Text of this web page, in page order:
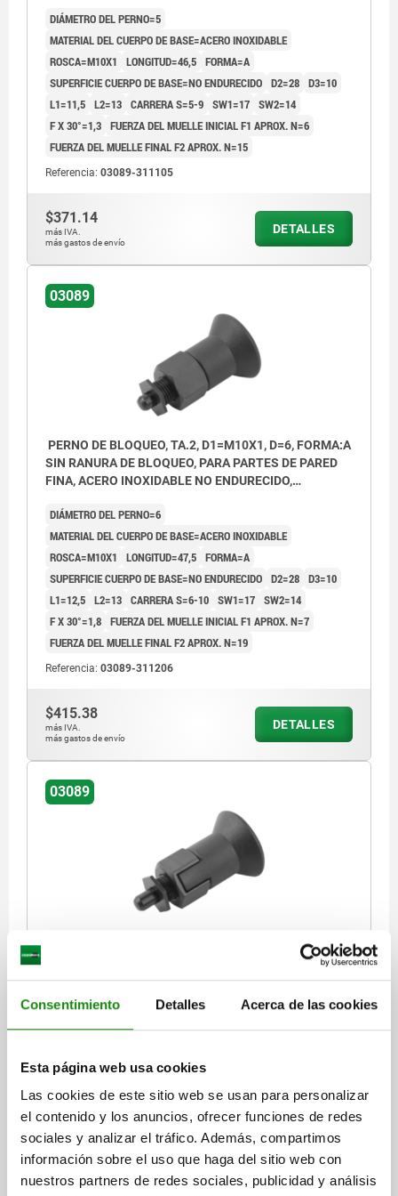
Consentimiento Detalles Acerca de las cookies
Esta página web usa cookies
Las cookies de este sitio web se usan para personalizar
el contenido y los anuncios, ofrecer funciones de redes
sociales y analizar el tráfico. Además, compartimos
información sobre el uso que haga del sitio web con
nuestros partners de redes sociales, publicidad y análisis
DIÁMETRO DEL PERNO=5
MATERIAL DEL CUERPO DE BASE=ACERO INOXIDABLE
ROSCA=M10X1
LONGITUD=46,5 FORMA=A
SUPERFICIE CUERPO DE BASE=NO ENDURECIDO D2=28 D3=10
L1=11,5 L2=13 CARRERA S=5-9 SW1=17 SW2=14
F X 30°=1,3 FUERZA DEL MUELLE INICIAL F1 APROX. N=6
FUERZA DEL MUELLE FINAL F2 APROX. N=15
Referencia: 03089-311105
$371.14
más IVA.
más gastos de envío
DETALLES
03089
PERNO DE BLOQUEO, TA.2, D1=M10X1, D=6, FORMA:A
SIN RANURA DE BLOQUEO, PARA PARTES DE PARED
FINA, ACERO INOXIDABLE NO ENDURECIDO,
DIÁMETRO DEL PERNO=6
MATERIAL DEL CUERPO DE BASE=ACERO INOXIDABLE
ROSCA=M10X1
LONGITUD=47,5 FORMA=A
SUPERFICIE CUERPO DE BASE=NO ENDURECIDO D2=28 D3=10
L1=12,5 L2=13 CARRERA S=6-10 SW1=17 SW2=14
F X 30°=1,8 FUERZA DEL MUELLE INICIAL F1 APROX. N=7
FUERZA DEL MUELLE FINAL F2 APROX. N=19
Referencia: 03089-311206
$415.38
más IVA.
más gastos de envío
DETALLES
03089
PERNO DE BLOQUEO, TA.1, D1=M10X1, D=5, FORMA:C
CON RANURA DE BLOQUEO, PARA PARTES DE PARED
FINA, ACERO ENDURECIDO, COMP:TERMOPLÁSTICO
DIÁMETRO DEL PERNO=5
MATERIAL DEL CUERPO DE BASE=ACERO ROSCA=M10X1
SUPERFICIE CUERPO DE BASE=ENDURECIDO
L1=11,5
L2=13 CARRERA S=5-9 SW1=17
SW2=14
F X 30°=1,3
FUERZA DEL MUELLE INICIAL F1 APROX. N=6
FUERZA DEL MUELLE FINAL F2 APROX. N=15
Referencia:03089-33105